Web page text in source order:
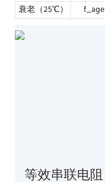
衰老（25℃）
f_age
等效串联电阻